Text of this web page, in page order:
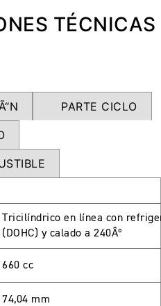
TÉCNICAS
PARTE CICLO
Tricilíndrico en línea con
(DOHC) y calado a 240Âº
660 cc
74,04 mm